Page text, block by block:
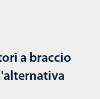
a braccio